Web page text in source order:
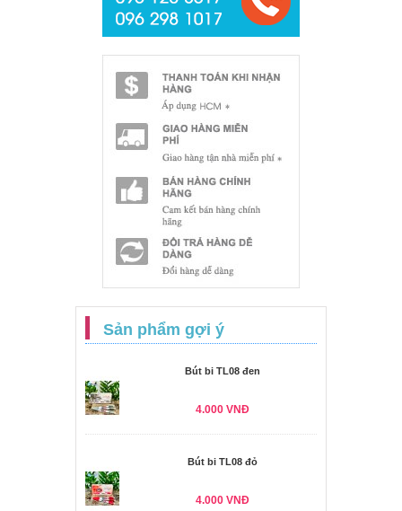
Sản phẩm gợi ý
Bút bi TL08 đen
4.000 VNĐ
Bút bi TL08 đỏ
4.000 VNĐ